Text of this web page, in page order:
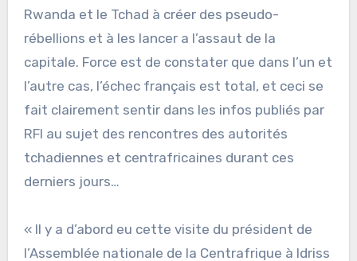
Rwanda et le Tchad à créer des pseudo-
rébellions et à les lancer a l’assaut de la
capitale. Force est de constater que dans l’un et
l’autre cas, l’échec français est total, et ceci se
fait clairement sentir dans les infos publiés par
RFI au sujet des rencontres des autorités
tchadiennes et centrafricaines durant ces
derniers jours…
« Il y a d’abord eu cette visite du président de
l’Assemblée nationale de la Centrafrique à Idriss